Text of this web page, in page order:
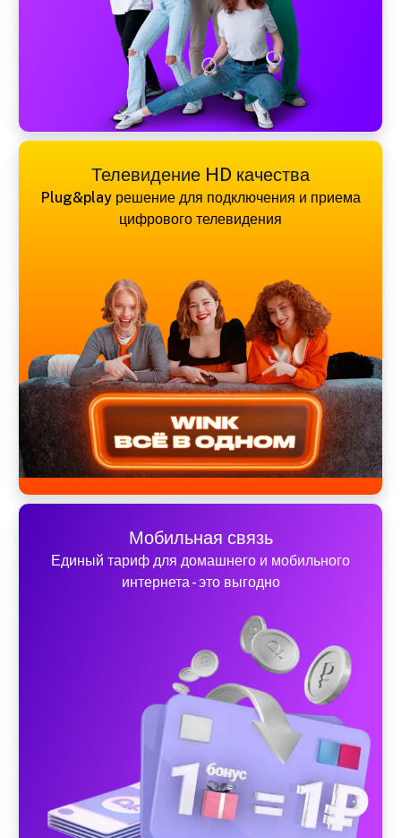
Телевидение HD качества
Plug&play решение для подключения и приема
цифрового телевидения
Мобильная связь
Единый тариф для домашнего и мобильного
интернета - это выгодно